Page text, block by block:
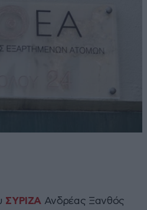
ΣΥΡΙΖΑ Ανδρέας Ξανθός